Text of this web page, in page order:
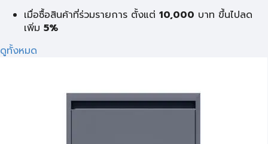
เมื่อซื้อสินค้าที่ร่วมรายการ ตั้งแต่ 10,000 บาท ขึ้นไปลด
เพิ่ม 5%
ดูทั้งหมด